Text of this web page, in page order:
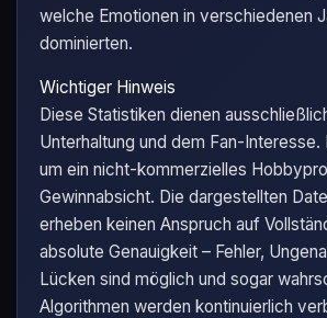
welche Emotionen in verschiedenen
dominierten.
Wichtiger Hinweis
Diese Statistiken dienen
Unterhaltung und dem Fan-Interesse.
um ein nicht-kommerzielles
Gewinnabsicht. Die dargestellten
erheben keinen Anspruch auf
absolute Genauigkeit – Fehler,
Lücken sind möglich und sogar
Algorithmen werden kontinuierlich